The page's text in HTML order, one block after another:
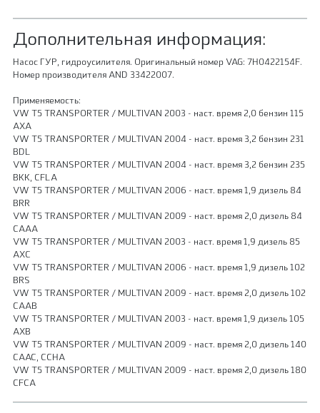
Дополнительная информация:
Насос ГУР, гидроусилителя. Оригинальный номер VAG: 7H0422154F.
Номер производителя AND 33422007.
Применяемость:
VW T5 TRANSPORTER / MULTIVAN 2003 - наст. время 2,0 бензин 115
AXA
VW T5 TRANSPORTER / MULTIVAN 2004 - наст. время 3,2 бензин 231
BDL
VW T5 TRANSPORTER / MULTIVAN 2004 - наст. время 3,2 бензин 235
BKK, CFLA
VW T5 TRANSPORTER / MULTIVAN 2006 - наст. время 1,9 дизель 84
BRR
VW T5 TRANSPORTER / MULTIVAN 2009 - наст. время 2,0 дизель 84
CAAA
VW T5 TRANSPORTER / MULTIVAN 2003 - наст. время 1,9 дизель 85
AXC
VW T5 TRANSPORTER / MULTIVAN 2006 - наст. время 1,9 дизель 102
BRS
VW T5 TRANSPORTER / MULTIVAN 2009 - наст. время 2,0 дизель 102
CAAB
VW T5 TRANSPORTER / MULTIVAN 2003 - наст. время 1,9 дизель 105
AXB
VW T5 TRANSPORTER / MULTIVAN 2009 - наст. время 2,0 дизель 140
CAAC, CCHA
VW T5 TRANSPORTER / MULTIVAN 2009 - наст. время 2,0 дизель 180
CFCA